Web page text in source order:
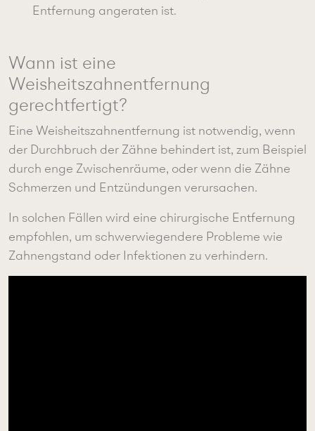
Entfernung angeraten ist.
Wann ist eine
Weisheitszahnentfernung
gerechtfertigt?
Eine Weisheitszahnentfernung ist notwendig, wenn
der Durchbruch der Zähne behindert ist, zum Beispiel
durch enge Zwischenräume, oder wenn die Zähne
Schmerzen und Entzündungen verursachen.
In solchen Fällen wird eine chirurgische Entfernung
empfohlen, um schwerwiegendere Probleme wie
Zahnengstand oder Infektionen zu verhindern.